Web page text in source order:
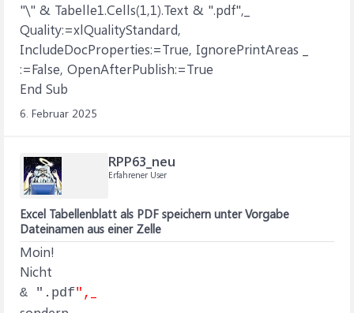
"\" & Tabelle1.Cells(1,1).Text & ".pdf",_
Quality:=xlQualityStandard,
IncludeDocProperties:=True, IgnorePrintAreas _
:=False, OpenAfterPublish:=True
End Sub
6. Februar 2025
RPP63_neu
Erfahrener User
Excel Tabellenblatt als PDF speichern unter Vorgabe
Dateinamen aus einer Zelle
Moin!
Nicht
& ".pdf",